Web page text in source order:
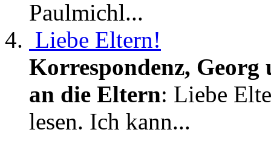
Paulmichl...
Liebe Eltern!
Korrespondenz,
an die Eltern: Liebe
lesen. Ich kann...